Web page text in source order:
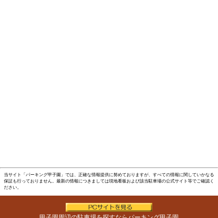
当サイト「パーキング甲子園」では、正確な情報提供に努めておりますが、すべての情報に関していかなる
保証も行っておりません。最新の情報につきましては現地看板および該当駐車場の公式サイト等でご確認く
ださい。